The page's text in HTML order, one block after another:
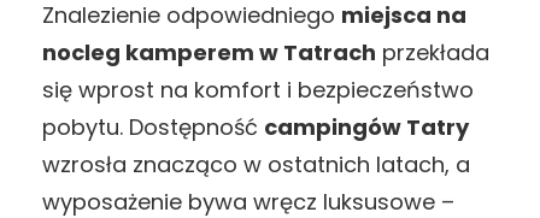
Znalezienie odpowiedniego miejsca na
nocleg kamperem w Tatrach przekłada
się wprost na komfort i bezpieczeństwo
pobytu. Dostępność campingów Tatry
wzrosła znacząco w ostatnich latach, a
wyposażenie bywa wręcz luksusowe –